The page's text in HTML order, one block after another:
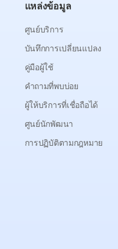
แหล่งข้อมูล
ศูนย์บริการ
บันทึกการเปลี่ยนแปลง
คู่มือผู้ใช้
คำถามที่พบบ่อย
ผู้ให้บริการที่เชื่อถือได้
ศูนย์นักพัฒนา
การปฏิบัติตามกฎหมาย